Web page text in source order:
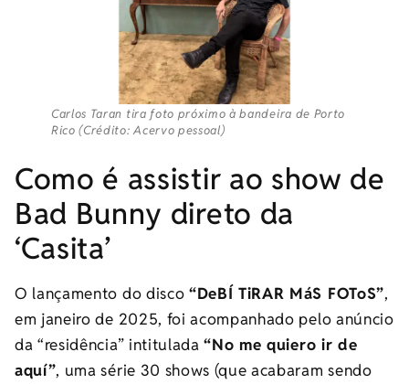
Carlos Taran tira foto próximo à bandeira de Porto
Rico (Crédito: Acervo pessoal)
Como é assistir ao show de
Bad Bunny direto da
‘Casita’
O lançamento do disco “DeBÍ TiRAR MáS FOToS”,
em janeiro de 2025, foi acompanhado pelo anúncio
da “residência” intitulada“No me quiero ir de
aquí”, uma série 30 shows (que acabaram sendo